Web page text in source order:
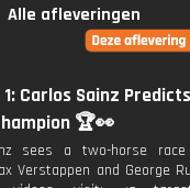
Alle afleveringen
1: Carlos Sainz
🏆👀
sees a two-horse
Verstappen and George